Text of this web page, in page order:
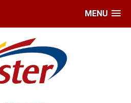
MENU